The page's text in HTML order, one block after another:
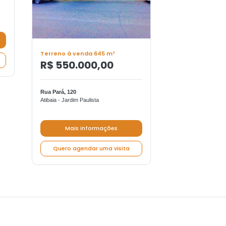
Terreno à venda 645 m²
R$ 550.000,00
Rua Pará, 120
Atibaia - Jardim Paulista
Mais informações
Quero agendar uma visita